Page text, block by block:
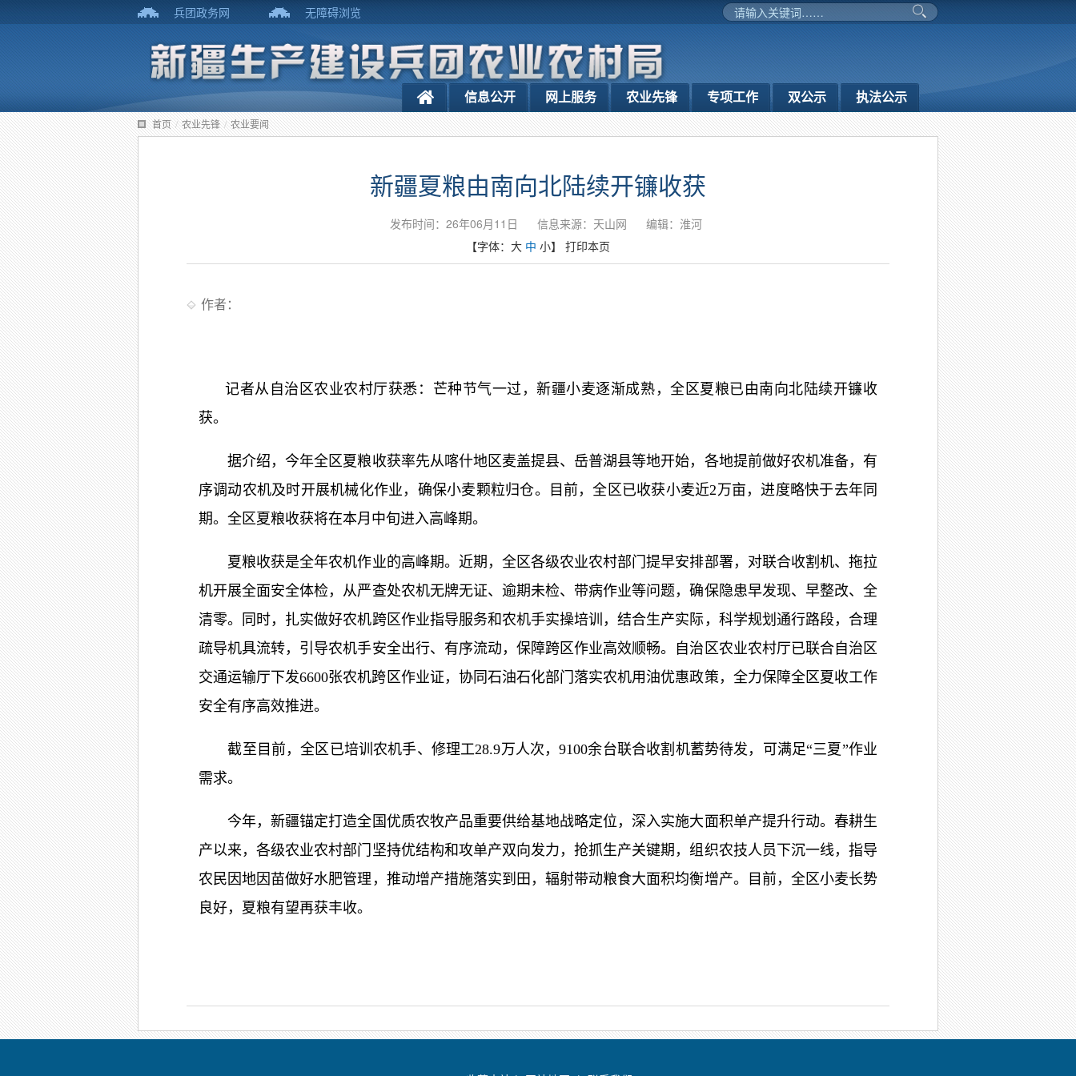
兵团政务网 无障碍浏览
信息公开 网上服务 农业先锋 专项工作 双公示 执法公示
首页 / 农业先锋 / 农业要闻
新疆夏粮由南向北陆续开镰收获
发布时间：26年06月11日 信息来源：天山网
编辑：淮河
【字体： 大 中 小】 打印本页
作者：
记者从自治区农业农村厅获悉：芒种节气一过，新疆小麦逐渐成熟，全区夏粮已由南向北陆续开镰收
获。
据介绍，今年全区夏粮收获率先从喀什地区麦盖提县、岳普湖县等地开始，各地提前做好农机准备，有
序调动农机及时开展机械化作业，确保小麦颗粒归仓。目前，全区已收获小麦近2万亩，进度略快于去年同
期。全区夏粮收获将在本月中旬进入高峰期。
夏粮收获是全年农机作业的高峰期。近期，全区各级农业农村部门提早安排部署，对联合收割机、拖拉
机开展全面安全体检，从严查处农机无牌无证、逾期未检、带病作业等问题，确保隐患早发现、早整改、全
清零。同时，扎实做好农机跨区作业指导服务和农机手实操培训，结合生产实际，科学规划通行路段，合理
疏导机具流转，引导农机手安全出行、有序流动，保障跨区作业高效顺畅。自治区农业农村厅已联合自治区
交通运输厅下发6600张农机跨区作业证，协同石油石化部门落实农机用油优惠政策，全力保障全区夏收工作
安全有序高效推进。
截至目前，全区已培训农机手、修理工28.9万人次，9100余台联合收割机蓄势待发，可满足“三夏”作业
需求。
今年，新疆锚定打造全国优质农牧产品重要供给基地战略定位，深入实施大面积单产提升行动。春耕生
产以来，各级农业农村部门坚持优结构和攻单产双向发力，抢抓生产关键期，组织农技人员下沉一线，指导
农民因地因苗做好水肥管理，推动增产措施落实到田，辐射带动粮食大面积均衡增产。目前，全区小麦长势
良好，夏粮有望再获丰收。